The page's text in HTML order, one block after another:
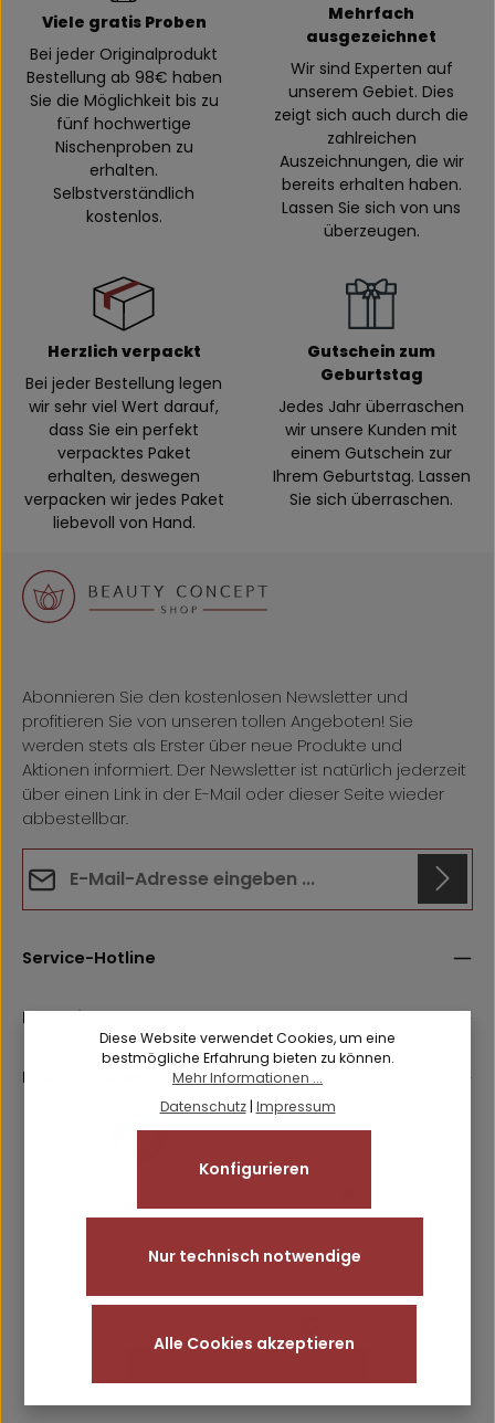
Viele gratis Proben
Bei jeder Originalprodukt
Bestellung ab 98€ haben
Sie die Möglichkeit bis zu
fünf hochwertige
Nischenproben zu
erhalten.
Selbstverständlich
kostenlos.
Mehrfach
ausgezeichnet
Wir sind Experten auf
unserem Gebiet. Dies
zeigt sich auch durch die
zahlreichen
Auszeichnungen, die wir
bereits erhalten haben.
Lassen Sie sich von uns
überzeugen.
Herzlich verpackt
Bei jeder Bestellung legen
wir sehr viel Wert darauf,
dass Sie ein perfekt
verpacktes Paket
erhalten, deswegen
verpacken wir jedes Paket
liebevoll von Hand.
Gutschein zum
Geburtstag
Jedes Jahr überraschen
wir unsere Kunden mit
einem Gutschein zur
Ihrem Geburtstag. Lassen
Sie sich überraschen.
Abonnieren Sie den kostenlosen Newsletter und
profitieren Sie von unseren tollen Angeboten! Sie
werden stets als Erster über neue Produkte und
Aktionen informiert. Der Newsletter ist natürlich jederzeit
über einen Link in der E-Mail oder dieser Seite wieder
abbestellbar.
Ich habe dieDatenschutzbestimmungen
einverstanden.
Die mit einem Stern (*) markierten Felder sind
Pflichtfelder.
Service-Hotline
Rechtliches
Informationen
Diese Website verwendet Cookies, um eine
bestmögliche Erfahrung bieten zu können.
Mehr Informationen ...
Datenschutz| Impressum
Nur technisch notwendige
Konfigurieren
Alle Cookies akzeptieren